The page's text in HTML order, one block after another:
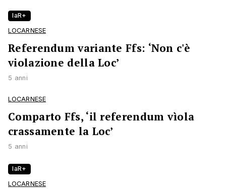
laR+
LOCARNESE
Referendum variante Ffs: ‘Non c'è
violazione della Loc’
5 anni
LOCARNESE
Comparto Ffs, ‘il referendum vìola
crassamente la Loc’
5 anni
laR+
LOCARNESE